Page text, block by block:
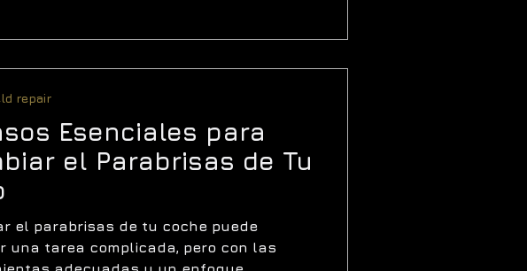
Esenciales para
el Parabrisas de Tu
el parabrisas de tu coche puede
una tarea complicada, pero con las
repair